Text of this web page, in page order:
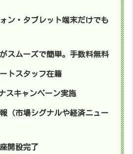
ン・タブレット端末だけでも
スムーズで簡単。手数料無料
トスタッフ在籍
スキャンペーン実施
（市場シグナルや経済ニュー
開設完了